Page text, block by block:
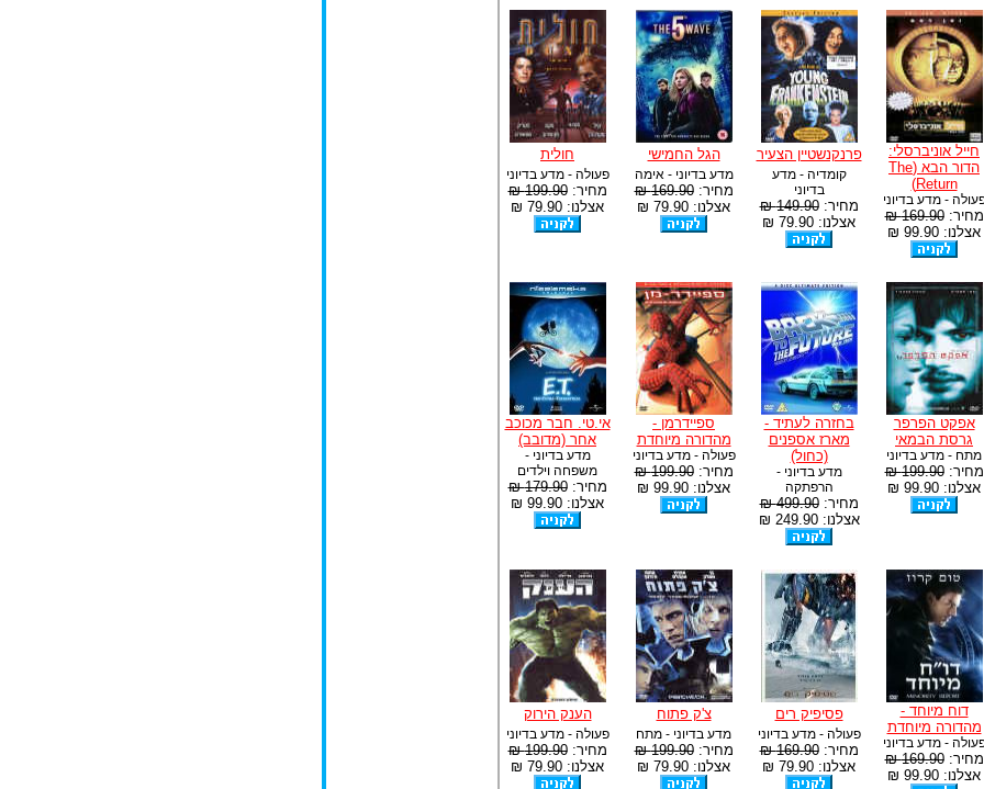
חייל אוניברסלי:
הדור הבא (The
Return)
- מדע בדיוני
מחיר:169.90 ₪
אצלנו: 99.90 ₪
פרנקנשטיין הצעיר
קומדיה - מדע
בדיוני
מחיר:149.90 ₪
אצלנו: 79.90 ₪
הגל החמישי
מדע בדיוני - אימה
מחיר:169.90 ₪
אצלנו: 79.90 ₪
חולית
פעולה - מדע בדיוני
מחיר:199.90 ₪
אצלנו: 79.90 ₪
אפקט הפרפר
גרסת הבמאי
מתח - מדע בדיוני
מחיר:199.90 ₪
אצלנו: 99.90 ₪
בחזרה לעתיד -
מארז אספנים
(כחול)
מדע בדיוני -
הרפתקה
מחיר:499.90 ₪
אצלנו: 249.90 ₪
ספיידרמן -
מהדורה מיוחדת
פעולה - מדע בדיוני
מחיר:199.90 ₪
אצלנו: 99.90 ₪
אי.טי. חבר מכוכב
אחר (מדובב)
מדע בדיוני -
משפחה וילדים
מחיר:179.90 ₪
אצלנו: 99.90 ₪
דוח מיוחד -
מהדורה מיוחדת
- מדע בדיוני
מחיר:169.90 ₪
אצלנו: 99.90 ₪
פסיפיק רים
פעולה - מדע בדיוני
מחיר:169.90 ₪
אצלנו: 79.90 ₪
צ'ק פתוח
מדע בדיוני - מתח
מחיר:199.90 ₪
אצלנו: 79.90 ₪
הענק הירוק
פעולה - מדע בדיוני
מחיר:199.90 ₪
אצלנו: 79.90 ₪